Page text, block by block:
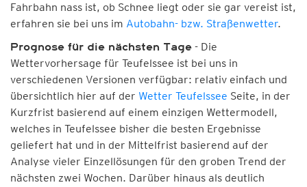
Fahrbahn nass ist, ob Schnee liegt oder sie gar vereist ist,
erfahren sie bei uns im Autobahn- bzw. Straßenwetter.
Prognose für die nächsten Tage - Die
Wettervorhersage für Teufelssee ist bei uns in
verschiedenen Versionen verfügbar: relativ einfach und
übersichtlich hier auf der Wetter Teufelssee Seite, in der
Kurzfrist basierend auf einem einzigen Wettermodell,
welches in Teufelssee bisher die besten Ergebnisse
geliefert hat und in der Mittelfrist basierend auf der
Analyse vieler Einzellösungen für den groben Trend der
nächsten zwei Wochen. Darüber hinaus als deutlich